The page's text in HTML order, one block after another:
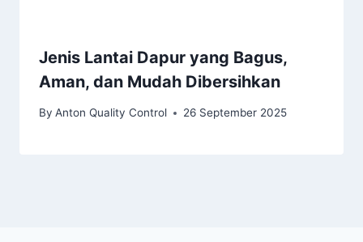
Jenis Lantai Dapur yang Bagus,
Aman, dan Mudah Dibersihkan
By Anton Quality Control 26 September 2025